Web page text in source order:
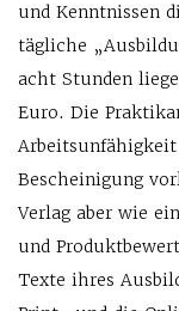
und Kenntnissen
tägliche
acht Stunden
Euro. Die
Bescheinigung
Verlag aber wie
und
Texte ihres